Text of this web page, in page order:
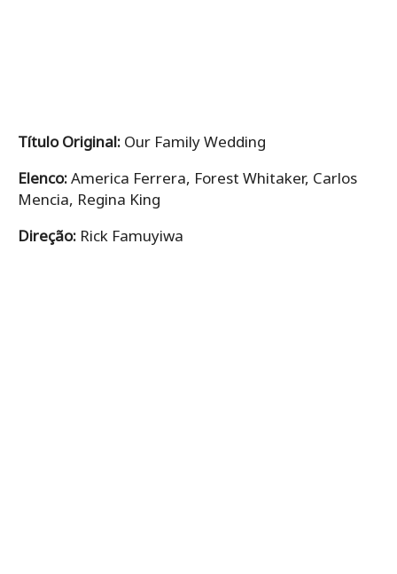
Título Original: Our Family Wedding
Elenco:America Ferrera, Forest Whitaker, Carlos
Mencia, Regina King
Direção: Rick Famuyiwa